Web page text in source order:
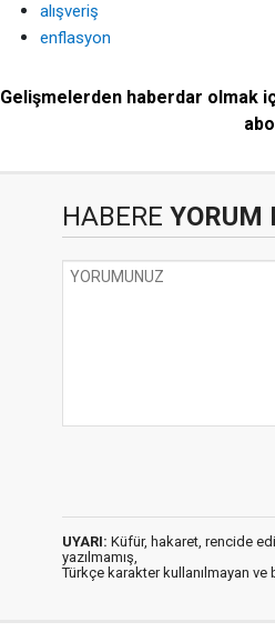
alışveriş
enflasyon
Gelişmelerden haberdar olmak
HABERE YORUM
UYARI: Küfür, hakaret, rencide
yazılmamış,
Türkçe karakter kullanılmayan ve